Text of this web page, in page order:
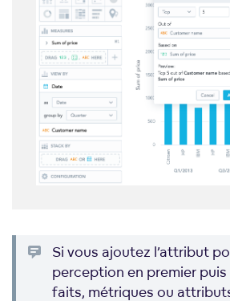
Si vous ajoutez l’attribut
perception en premier
faits, métriques ou